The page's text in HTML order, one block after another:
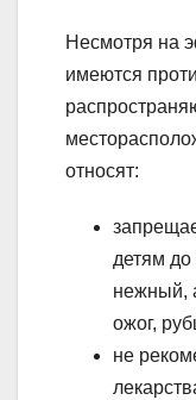
Несмотря на
имеются
относят:
детям до
нежный,
ожог,
не